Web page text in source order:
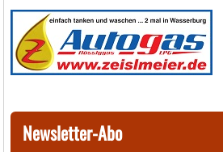
Newsletter-Abo